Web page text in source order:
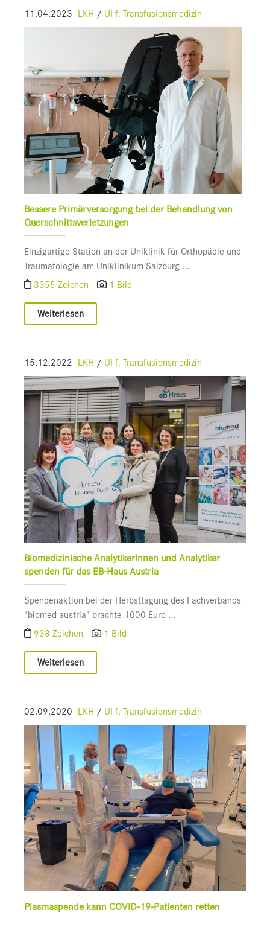
11.04.2023 LKH / UI f. Transfusionsmedizin
Bessere Primärversorgung bei der Behandlung von
Querschnittsverletzungen
Einzigartige Station an der Uniklinik für Orthopädie und
Traumatologie am Uniklinikum Salzburg ...
3355 Zeichen
1 Bild
Weiterlesen
15.12.2022 LKH / UI f. Transfusionsmedizin
Biomedizinische Analytikerinnen und Analytiker
spenden für das EB-Haus Austria
Spendenaktion bei der Herbsttagung des Fachverbands
"biomed austria" brachte 1000 Euro ...
938 Zeichen
1 Bild
Weiterlesen
02.09.2020 LKH / UI f. Transfusionsmedizin
Plasmaspende kann COVID-19-Patienten retten